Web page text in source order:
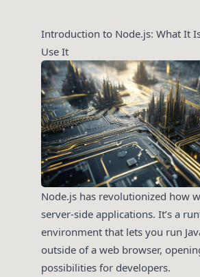
Introduction to Node.js: What It
Use It
Node.js has revolutionized how
server-side applications. It’s a
environment that lets you run
outside of a web browser,
possibilities for developers.